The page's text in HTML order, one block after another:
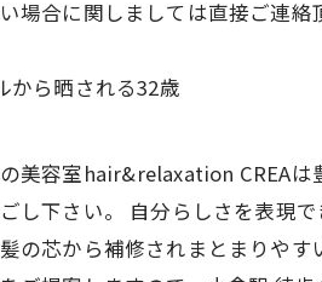
場合に関しましては直接ご連絡
から晒される32歳
美容室hair&relaxation CREAは
し下さい。 自分らしさを表現
の芯から補修されまとまりや